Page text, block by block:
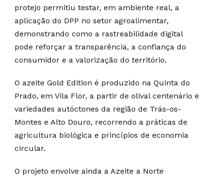
protejo permitiu testar, em ambiente real, a
aplicação do DPP no setor agroalimentar,
demonstrando como a rastreabilidade digital
pode reforçar a transparência, a confiança do
consumidor e a valorização do território.
O azeite Gold Edition é produzido na Quinta do
Prado, em Vila Flor, a partir de olival centenário e
variedades autóctones da região de Trás-os-
Montes e Alto Douro, recorrendo a práticas de
agricultura biológica e princípios de economia
circular.
O projeto envolve ainda a Azeite a Norte